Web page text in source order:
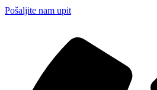
Pošaljite nam upit